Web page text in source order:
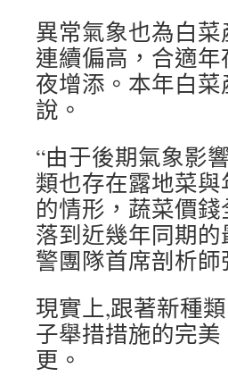
異常氣象也為白
連續偏高，合適
夜增添。本年白
說。
“由于後期氣象影
類也存在露地菜
的情形，蔬菜價
落到近幾年同期
警團隊首席剖析師
現實上,跟著新種
子舉措措施的完
更。